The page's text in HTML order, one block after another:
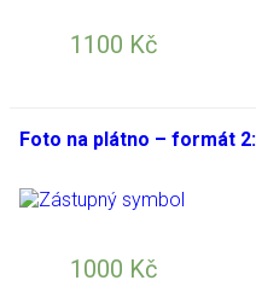
1100 Kč
Foto na plátno – formát
1000 Kč